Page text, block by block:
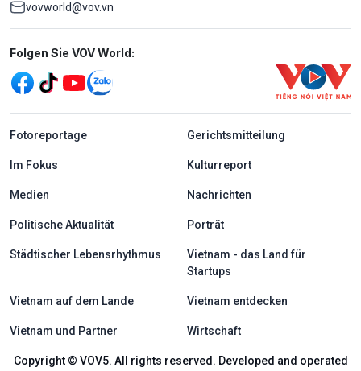
vovworld@vov.vn
Mạng xã hội
Folgen Sie VOV World:
menu footer tiếng Đức
Fotoreportage Gerichtsmitteilung
Im Fokus Kulturreport
Medien Nachrichten
Politische Aktualität Porträt
Städtischer Lebensrhythmus
Vietnam - das Land für
Startups
Vietnam auf dem Lande Vietnam entdecken
Vietnam und Partner Wirtschaft
Copyright © VOV5. All rights reserved. Developed and operated